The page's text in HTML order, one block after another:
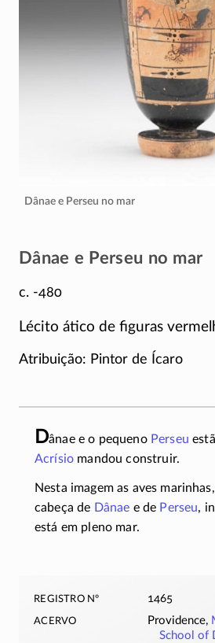
Dânae e Perseu no mar
Dânae e Perseu no mar
c. -480
Lécito ático de figuras
Atribuição: Pintor de Ícaro
Dânae e o pequeno Perseu
Acrísio mandou construir.
Nesta imagem as aves
cabeça de Dânae e de Perseu,
está em pleno mar.
registro nº 1465
acervo Providence,
School of